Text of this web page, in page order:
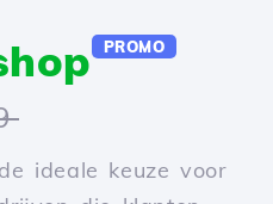
PROMO
ideale keuze voor